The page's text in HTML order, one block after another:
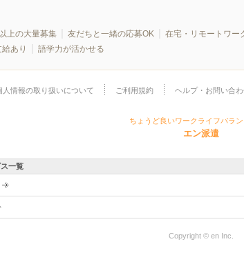
上の大量募集 友だちと一緒の応募OK 在宅・リモートワー
あり 語学力が活かせる
人情報の取り扱いについて ご利用規約 ヘルプ・お問い合
ちょうど良いワークライフバラン
エン派遣
一覧
Copyright © en Inc.